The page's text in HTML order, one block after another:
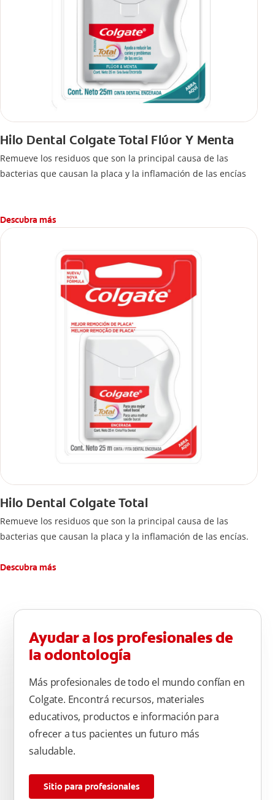
Hilo Dental Colgate Total Flúor Y Menta
Remueve los residuos que son la principal causa de las
bacterias que causan la placa y la inflamación de las encías
Descubra más
Hilo Dental Colgate Total
Remueve los residuos que son la principal causa de las
bacterias que causan la placa y la inflamación de las encías.
Descubra más
Ayudar a los profesionales de
la odontología
Más profesionales de todo el mundo confían en
Colgate. Encontrá recursos, materiales
educativos, productos e información para
ofrecer a tus pacientes un futuro más
saludable.
Sitio para profesionales